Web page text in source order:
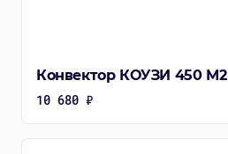
Конвектор КОУЗИ 450 М2
10 680 ₽